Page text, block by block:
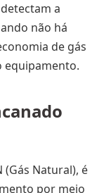
a
não há
de gás
equipamento.
(Gás Natural), é
por meio